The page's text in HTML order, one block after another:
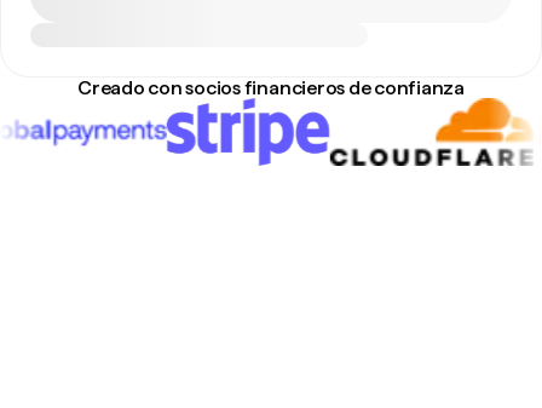
Creado con socios financieros de confianza